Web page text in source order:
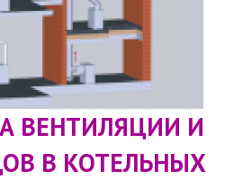
ВЕНТИЛЯЦИИ И
В КОТЕЛЬНЫХ